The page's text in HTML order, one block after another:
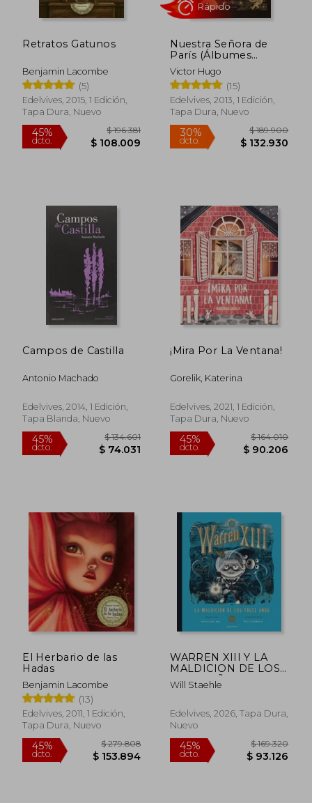
30%
dcto.
$ 270.000
$ 189.000
45%
dcto. $
Retratos Gatunos
Benjamin Lacombe
(5)
Edelvives, 2015, 1 Edición,
Tapa Dura, Nuevo
45%
dcto. $ 108.009
Nuestra Señora de
París (Álbumes
(Jóvenes y Niños)
Victor Hugo
(15)
Edelvives, 2013, 1 Edición,
Tapa Dura, Nuevo
30%
dcto. $
Rápido
Campos de Castilla
Antonio Machado
Edelvives, 2014, 1 Edición,
Tapa Blanda, Nuevo
45% $ 134.601
¡Mira Por La Ventana!
Gorelik, Katerina
Edelvives, 2021, 1 Edición,
Tapa Dura, Nuevo
45% $
El Herbario de las
Hadas
Benjamin Lacombe
(13)
Edelvives, 2011, 1 Edición,
Tapa Dura, Nuevo
WARREN XIII Y LA
MALDICION DE LOS
TRECE AÑOS
Will Staehle
Edelvives, 2026, Tapa Dura,
Nuevo